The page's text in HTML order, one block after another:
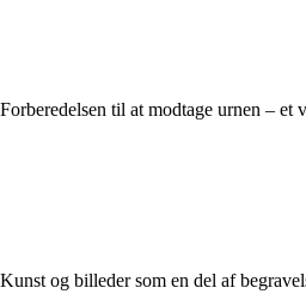
Forberedelsen til at modtage urnen – et
Kunst og billeder som en del af